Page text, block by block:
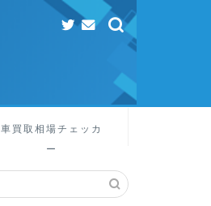
車買取相場チェッカ
ー